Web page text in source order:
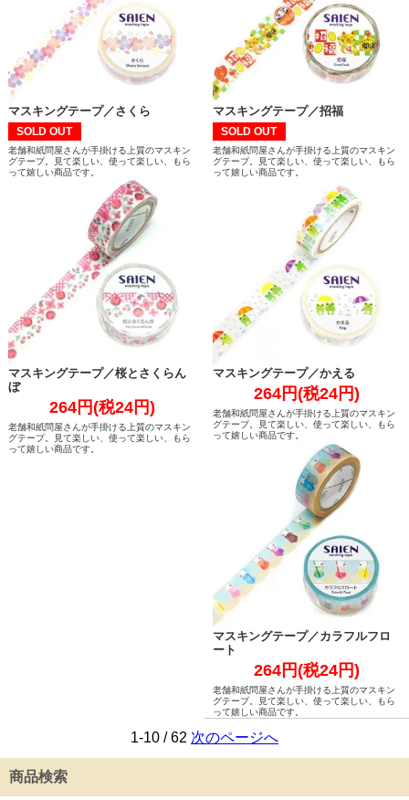
マスキングテープ／さくら
SOLD OUT
老舗和紙問屋さんが手掛ける上質のマスキン
グテープ。見て楽しい、使って楽しい、もら
って嬉しい商品です。
マスキングテープ／招福
SOLD OUT
老舗和紙問屋さんが手掛ける上質のマスキン
グテープ。見て楽しい、使って楽しい、もら
って嬉しい商品です。
マスキングテープ／桜とさくらん
ぼ
264円(税24円)
老舗和紙問屋さんが手掛ける上質のマスキン
グテープ。見て楽しい、使って楽しい、もら
って嬉しい商品です。
マスキングテープ／かえる
264円(税24円)
老舗和紙問屋さんが手掛ける上質のマスキン
グテープ。見て楽しい、使って楽しい、もら
って嬉しい商品です。
マスキングテープ／カラフルフロ
ート
264円(税24円)
老舗和紙問屋さんが手掛ける上質のマスキン
グテープ。見て楽しい、使って楽しい、もら
って嬉しい商品です。
1-10 / 62 次のページへ
商品検索